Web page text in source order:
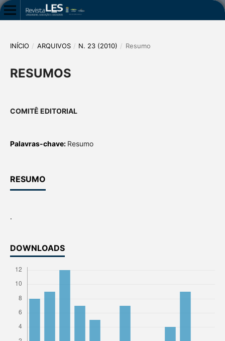
INÍCIO / ARQUIVOS / N. 23 (2010) / Resumo
RESUMOS
COMITÊ EDITORIAL
Palavras-chave: Resumo
RESUMO
.
DOWNLOADS